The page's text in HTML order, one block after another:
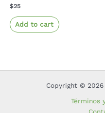
$25
Add to cart
Copyright ©
Términos